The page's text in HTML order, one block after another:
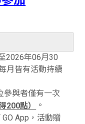
2026年06月30
月皆有活動持續
參與者僅有一次
200點）
。
App，活動贈